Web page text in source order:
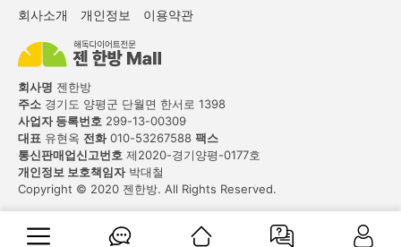
회사소개 개인정보 이용약관
회사명 젠한방
주소 경기도 양평군 단월면 한서로 1398
사업자 등록번호 299-13-00309
대표 유현옥 전화010-53267588 팩스
통신판매업신고번호 제2020-경기양평-0177호
개인정보 보호책임자박대철
Copyright © 2020 젠한방. All Rights Reserved.